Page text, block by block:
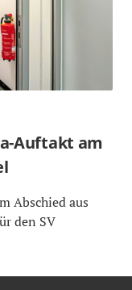
Auftakt am
Abschied aus
den SV